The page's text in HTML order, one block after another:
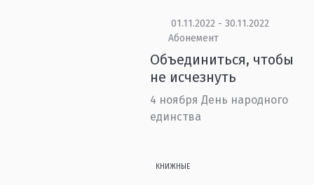
01.11.2022 - 30.11.2022
Абонемент
Объединиться, чтобы
не исчезнуть
4 ноября День народного
единства
КНИЖНЫЕ